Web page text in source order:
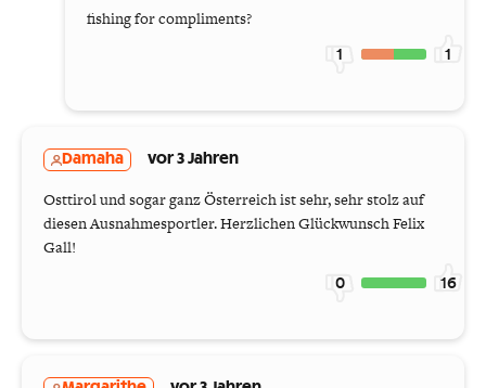
fishing for compliments?
1 1
Damaha vor 3 Jahren
Osttirol und sogar ganz Österreich ist sehr, sehr stolz auf
diesen Ausnahmesportler. Herzlichen Glückwunsch Felix
Gall!
0 16